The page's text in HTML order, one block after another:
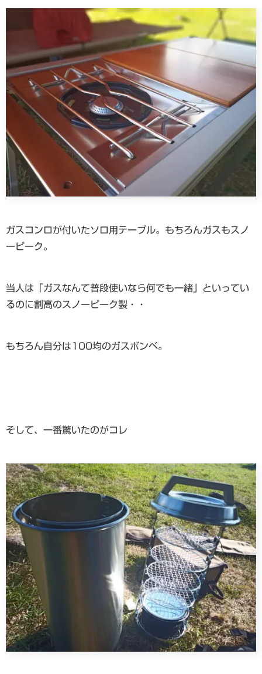
ガスコンロが付いたソロ用テーブル。もちろんガスもスノ
ーピーク。
当人は「ガスなんて普段使いなら何でも一緒」といってい
るのに割高のスノーピーク製・・
もちろん自分は100均のガスボンベ。
そして、一番驚いたのがコレ